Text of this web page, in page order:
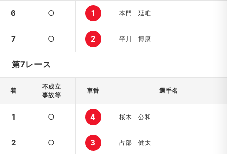
6 ○ 1 本門 延唯
7 ○ 2 平川 博康
第7レース
着
不成立
事故等
車番 選手名
1 ○ 4 桜木 公和
2 ○ 3 占部 健太